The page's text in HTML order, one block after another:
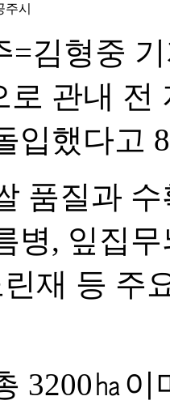
시
=김형중
로 관내 전
입했다고
품질과
병, 잎집
재 등 주
3200㏊